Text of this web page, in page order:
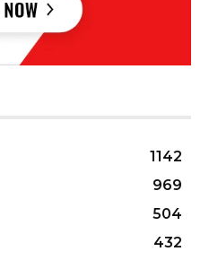
1142
969
504
432